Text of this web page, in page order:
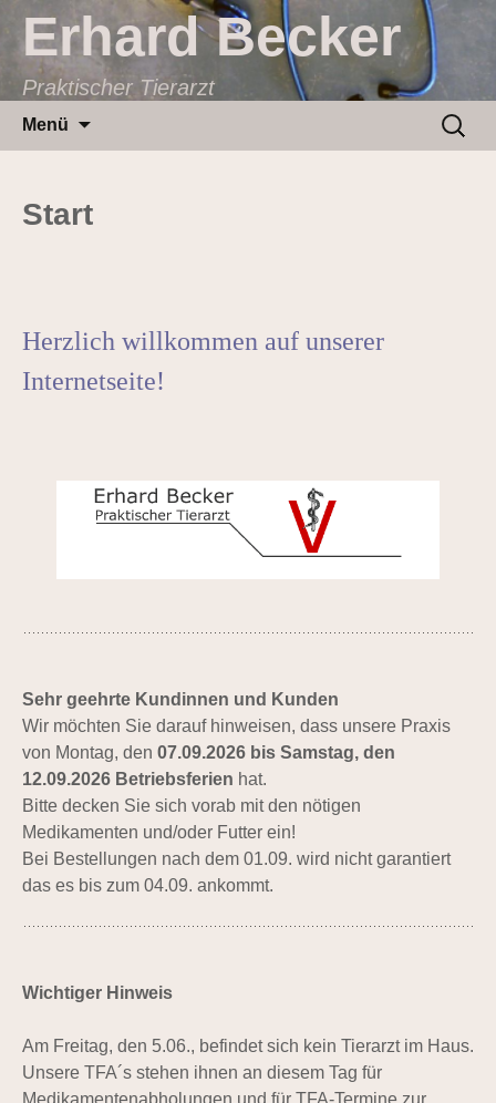
Erhard Becker
Praktischer Tierarzt
Menü
Suchen
nach:
Start
Herzlich willkommen auf unserer
Internetseite!
Sehr geehrte Kundinnen und Kunden
Wir möchten Sie darauf hinweisen, dass unsere Praxis
von Montag, den 07.09.2026 bis Samstag, den
12.09.2026 Betriebsferien hat.
Bitte decken Sie sich vorab mit den nötigen
Medikamenten und/oder Futter ein!
Bei Bestellungen nach dem 01.09. wird nicht garantiert
das es bis zum 04.09. ankommt.
Wichtiger Hinweis
Am Freitag, den 5.06., befindet sich kein Tierarzt im Haus.
Unsere TFA´s stehen ihnen an diesem Tag für